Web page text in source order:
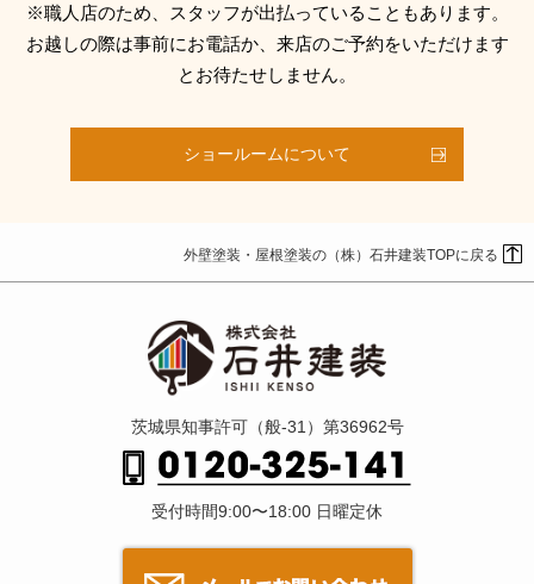
※職人店のため、スタッフが出払っていることもあります。
お越しの際は事前にお電話か、来店のご予約をいただけます
とお待たせしません。
ショールームについて
外壁塗装・屋根塗装の（株）石井建装TOPに戻る
茨城県知事許可（般-31）第36962号
受付時間9:00〜18:00 日曜定休